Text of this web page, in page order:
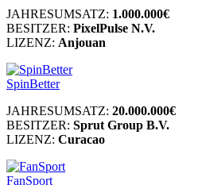
JAHRESUMSATZ: 1.000.000€
BESITZER: PixelPulse N.V.
LIZENZ: Anjouan
SpinBetter
JAHRESUMSATZ: 20.000.000€
BESITZER: Sprut Group B.V.
LIZENZ: Curacao
FanSport